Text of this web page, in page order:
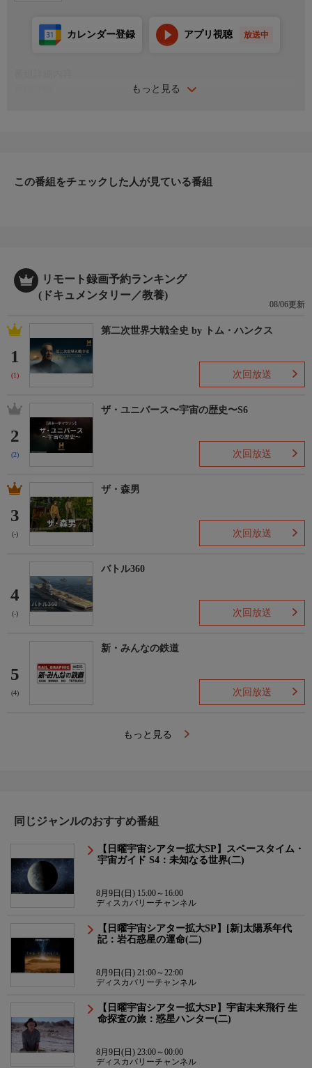
もっと見る
カレンダー登録 アプリ視聴 放送中
この番組をチェックした人が見ている番組
リモート録画予約ランキング
(ドキュメンタリー／教養)
08/06更新
1
(1)
第二次世界大戦全史 by トム・ハンクス
次回放送
2
(2)
ザ・ユニバース〜宇宙の歴史〜S6
次回放送
3
(-)
ザ・森男
次回放送
4
(-)
バトル360
次回放送
5
(4)
新・みんなの鉄道
次回放送
もっと見る
同じジャンルのおすすめ番組
【日曜宇宙シアター拡大SP】スペースタイム・
宇宙ガイド S4：未知なる世界(二)
8月9日(日) 15:00～16:00
ディスカバリーチャンネル
【日曜宇宙シアター拡大SP】[新]太陽系年代
記：岩石惑星の運命(二)
8月9日(日) 21:00～22:00
ディスカバリーチャンネル
【日曜宇宙シアター拡大SP】宇宙未来飛行 生
命探査の旅：惑星ハンター(二)
8月9日(日) 23:00～00:00
ディスカバリーチャンネル